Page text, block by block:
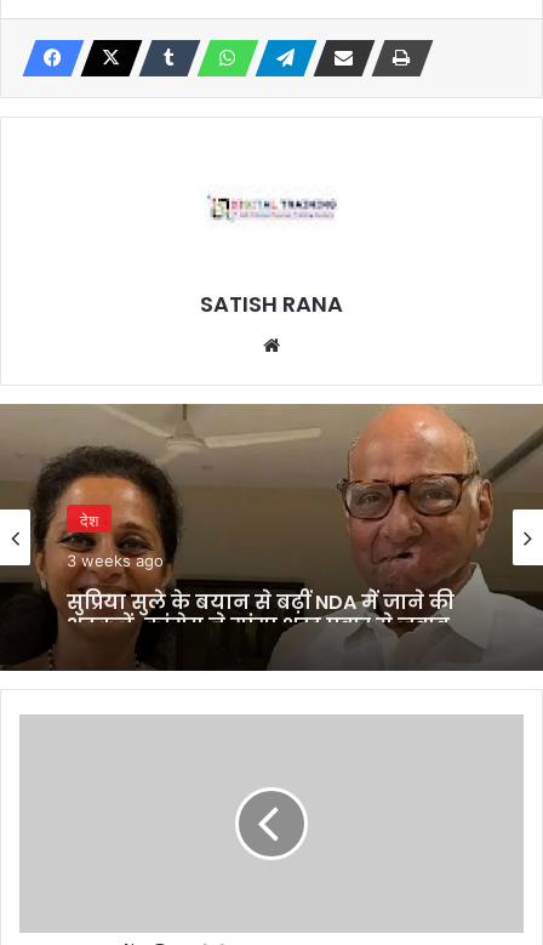
SATISH RANA
देश
3 weeks ago
सुप्रिया सुले के बयान से बढ़ीं NDA में जाने की
अटकलें, कांग्रेस ने मांगा शरद पवार से जवाब
Shivdasani